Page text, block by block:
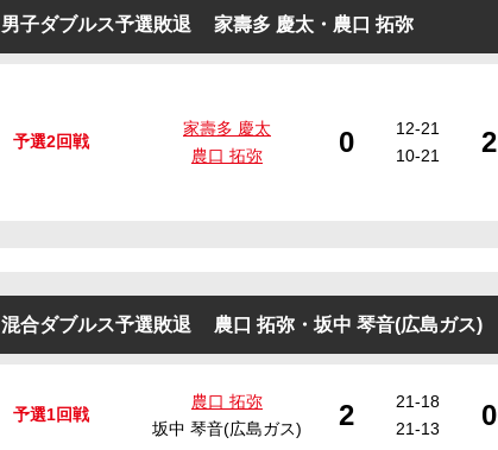
男子ダブルス予選敗退 家壽多 慶太 ・ 農口 拓弥
予選2回戦
家壽多 慶太
農口 拓弥
0
12-21
10-21
2
混合ダブルス予選敗退 農口 拓弥 ・ 坂中 琴音(広島ガス)
予選1回戦
農口 拓弥
坂中 琴音(広島ガス)
2
21-18
21-13
0